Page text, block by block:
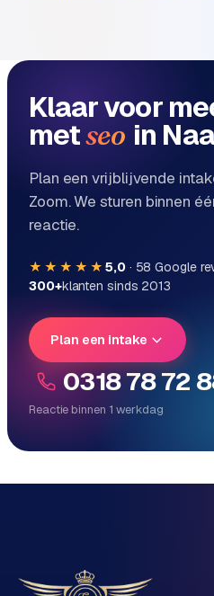
Klaar voor
metseo in
Plan een vrijblijvende
Zoom. We sturen binnen
reactie.
★★★★★ 5,0· 58 Google
300+klanten sinds 2013
Plan een intake
0318 78 72
Reactie binnen 1 werkdag
Direct persoonlijk contact,
Vertel ons